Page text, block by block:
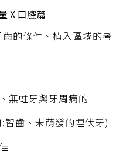
X 口腔篇
齒的條件、植入區域的考
無蛀牙與牙周病的
齒、未萌發的埋伏牙)